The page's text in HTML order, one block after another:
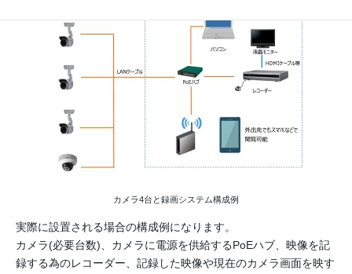
カメラ4台と録画システム構成例
実際に設置される場合の構成例になります。
カメラ(必要台数)、カメラに電源を供給するPoEハブ、映像を記
録する為のレコーダー、記録した映像や現在のカメラ画面を映す